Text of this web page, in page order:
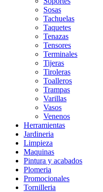
Sosas
Tachuelas
Taquetes
Tenazas
Tensores
Terminales
Tijeras
Tiroleras
Toalleros
Trampas
Varillas
Vasos
Venenos
Herramientas
Jardineria
Limpieza
Maquinas
Pintura y acabados
Plomeria
Promocionales
Tornilleria